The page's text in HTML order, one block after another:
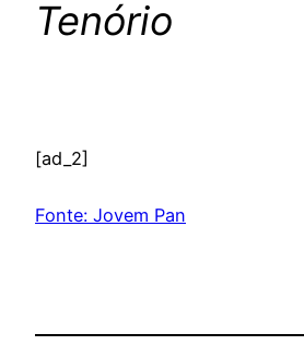
Tenório
[ad_2]
Fonte: Jovem Pan